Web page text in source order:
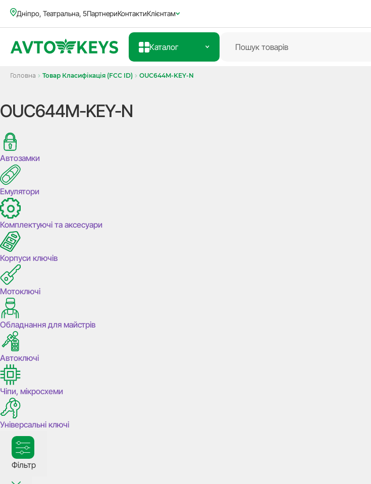
Дніпро, Театральна, 5ПартнериКонтактиКлієнтам
Каталог
Головна Товар Класифікація (FCC ID) OUC644M-KEY-N
OUC644M-KEY-N
Автозамки
Емулятори
Комплектуючі та аксесуари
Корпуси ключів
Мотоключі
Обладнання для майстрів
Автоключі
Чіпи, мікросхеми
Універсальні ключі
Фільтр